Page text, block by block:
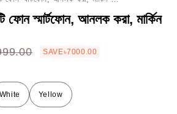
ফোন স্মার্টফোন, আনলক করা, মার্কিন
SAVE৳7000.00
White Yellow